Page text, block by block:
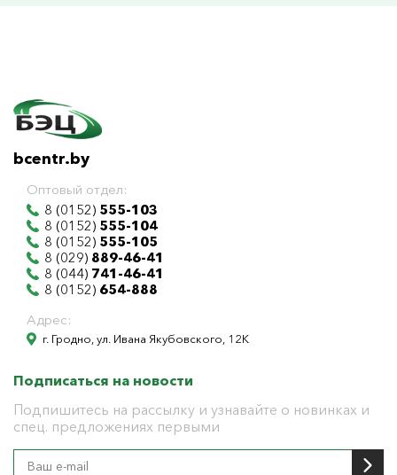
bcentr.by
Оптовый отдел:
8 (0152) 555-103
8 (0152) 555-104
8 (0152) 555-105
8 (029) 889-46-41
8 (044) 741-46-41
8 (0152) 654-888
Адрес:
г. Гродно, ул. Ивана Якубовского, 12К
Подписаться на новости
Подпишитесь на рассылку и узнавайте о новинках и
спец. предложениях первыми